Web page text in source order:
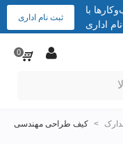
با
اداری
ثبت نام اداری
0
> کیف طراحی مهندسی